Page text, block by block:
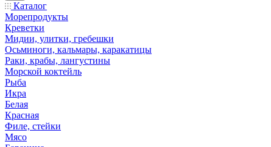
Каталог
Морепродукты
Креветки
Мидии, улитки, гребешки
Осьминоги, кальмары, каракатицы
Раки, крабы, лангустины
Морской коктейль
Рыба
Икра
Белая
Красная
Филе, стейки
Мясо